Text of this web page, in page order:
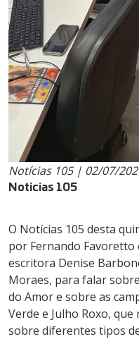
Notícias 105 | 02/07/
Noticias 105
O Notícias 105 desta
por Fernando Favoretto
escritora Denise
Moraes, para falar
do Amor e sobre as
Verde e Julho Roxo,
sobre diferentes tipos